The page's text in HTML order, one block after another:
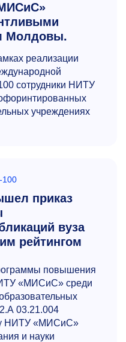
Молдовы.
реализации
сотрудники НИТУ
учреждениях
100
приказ
вуза
рейтингом
повышения
«МИСиС» среди
03.21.004
НИТУ «МИСиС»
и науки